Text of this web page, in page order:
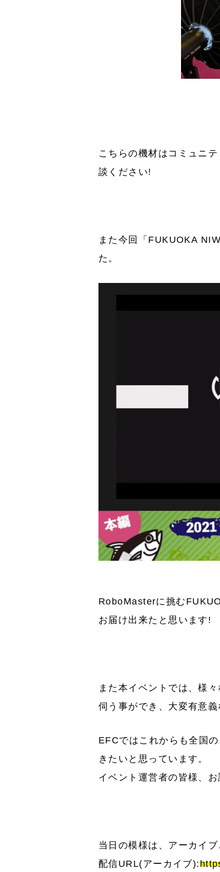
こちらの機材はコミュニ
談ください!
また今回「FUKUOKA
た。
RoboMasterに挑む
お届け出来たと思います!
また本イベントでは、様
伺う事ができ、大変有意
EFCではこれからも全国
きたいと思っています。
イベント運営者の皆様、
当日の模様は、アーカイ
配信URL(アーカイブ):